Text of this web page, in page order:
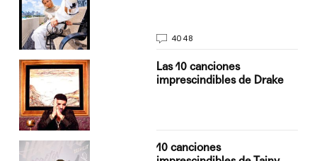
4048
Las 10 canciones
imprescindibles de Drake
10 canciones